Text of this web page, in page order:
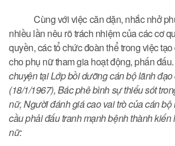
Cùng với việc căn dặn, nhắc nhở
nhiều lần nêu rõ trách nhiệm của các cơ
quyền, các tổ chức đoàn thể trong việc
cho phụ nữ tham gia hoạt động, phấn
chuyện tại Lớp bồi dưỡng cán bộ lãnh
(18/1/1967), Bác phê bình sự thiếu sót
nữ, Người đánh giá cao vai trò của cán
cầu phải đấu tranh mạnh bệnh thành
nữ: